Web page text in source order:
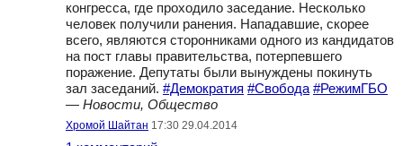
конгресса, где проходило заседание. Несколько
человек получили ранения. Нападавшие, скорее
всего, являются сторонниками одного из кандидатов
на пост главы правительства, потерпевшего
поражение. Депутаты были вынуждены покинуть
зал заседаний. #Демократия #Свобода #РежимГБО
— Новости, Общество
Хромой Шайтан 17:30 29.04.2014